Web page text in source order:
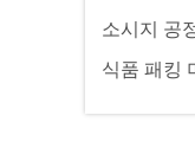
소시지 공
식품 패킹